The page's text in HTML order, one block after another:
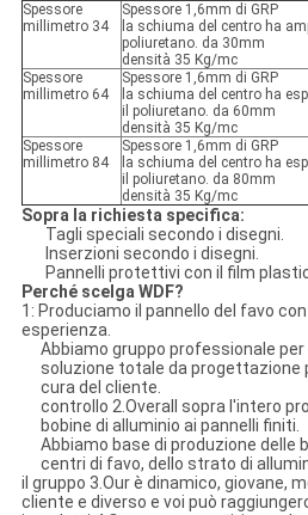
Spessore
millimetro 34
Spessore 1,6mm di GRP
la schiuma del centro ha
poliuretano. da 30mm
densità 35 Kg/mc
Spessore
millimetro 64
Spessore 1,6mm di GRP
la schiuma del centro ha
il poliuretano. da 60mm
densità 35 Kg/mc
Spessore
millimetro 84
Spessore 1,6mm di GRP
la schiuma del centro ha
il poliuretano. da 80mm
densità 35 Kg/mc
Sopra la richiesta specifica:
Tagli speciali secondo i disegni.
Inserzioni secondo i disegni.
Pannelli protettivi con il film
Perché scelga WDF?
1: Produciamo il pannello del favo
esperienza.
Abbiamo gruppo professionale
soluzione totale da progettazione
cura del cliente.
controllo 2.Overall sopra l'intero
bobine di alluminio ai pannelli finiti.
Abbiamo base di produzione delle
centri di favo, dello strato di
il gruppo 3.Our è dinamico, giovane,
cliente e diverso e voi può